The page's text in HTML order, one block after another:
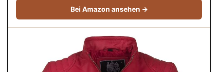
Bei Amazon ansehen →